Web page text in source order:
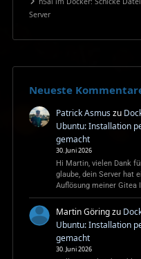
Server
Neueste
Patrick Asmuszu
Ubuntu: Installation
gemacht
30. Juni 2026
Hi Martin, vielen Dank
glaube, dein Server hat
Auflösung meiner Gitea
Martin Göringzu
Ubuntu: Installation
gemacht
30. Juni 2026